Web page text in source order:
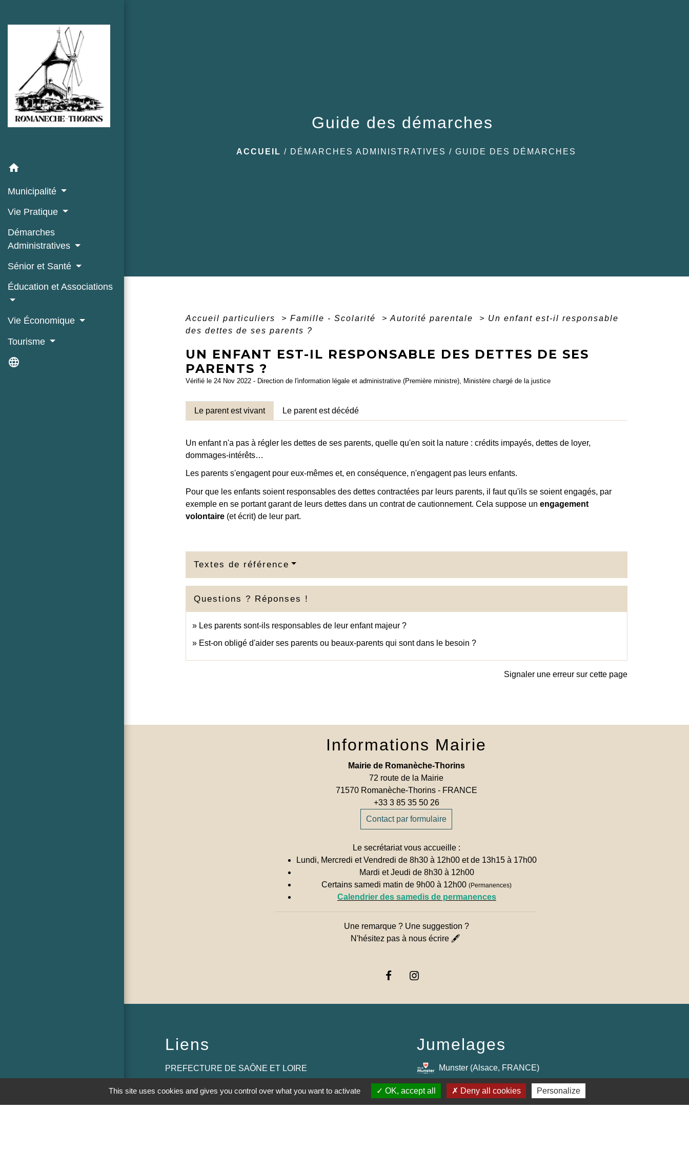
home
Municipalité
Vie Pratique
Démarches
Administratives
Sénior et Santé
Éducation et Associations
Vie Économique
Tourisme
language
Guide des démarches
ACCUEIL / DÉMARCHES ADMINISTRATIVES /GUIDE DES DÉMARCHES
Accueil particuliers > Famille - Scolarité > Autorité parentale > Un enfant est-il responsable
des dettes de ses parents ?
UN ENFANT EST-IL RESPONSABLE DES DETTES DE SES
PARENTS ?
Vérifié le 24 Nov 2022 - Direction de l'information légale et administrative (Première ministre), Ministère chargé de la justice
Le parent est vivant Le parent est décédé
Un enfant n'a pas à régler les dettes de ses parents, quelle qu'en soit la nature : crédits impayés, dettes de loyer,
dommages-intérêts…
Les parents s'engagent pour eux-mêmes et, en conséquence, n'engagent pas leurs enfants.
Pour que les enfants soient responsables des dettes contractées par leurs parents, il faut qu'ils se soient engagés, par
exemple en se portant garant de leurs dettes dans un contrat de cautionnement. Cela suppose un engagement
volontaire(et écrit) de leur part.
Textes de référence
Questions ? Réponses !
Les parents sont-ils responsables de leur enfant majeur ?
Est-on obligé d'aider ses parents ou beaux-parents qui sont dans le besoin ?
Signaler une erreur sur cette page
Informations Mairie
Mairie de Romanèche-Thorins
72 route de la Mairie
71570 Romanèche-Thorins - FRANCE
+33 3 85 35 50 26
Contact par formulaire
Le secrétariat vous accueille :
Lundi, Mercredi et Vendredi de 8h30 à 12h00 et de 13h15 à 17h00
Mardi et Jeudi de 8h30 à 12h00
Certains samedi matin de 9h00 à 12h00(Permanences)
Calendrier des samedis de permanences
Une remarque ? Une suggestion ?
N'hésitez pas à nous écrire 🖋
Liens
PREFECTURE DE SAÔNE ET LOIRE
RÉGION BOURGOGNE-FRANCHE-
Jumelages
Munster (Alsace, FRANCE)
This site uses cookies and gives you control over what you want to activate OK, accept all Deny all cookies Personalize